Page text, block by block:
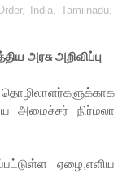
, India Tamilnadu
அரசு அறிவிப்பு
அமைச்சர் நிர்மலா
ஏழை,எளிய